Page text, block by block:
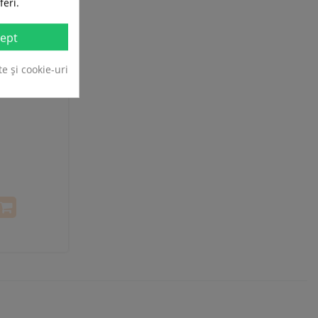
și cookie-uri